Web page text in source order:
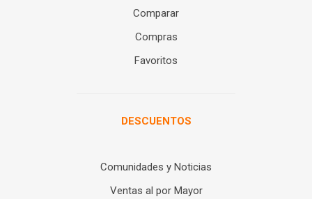
Comparar
Compras
Favoritos
DESCUENTOS
Comunidades y Noticias
Ventas al por Mayor